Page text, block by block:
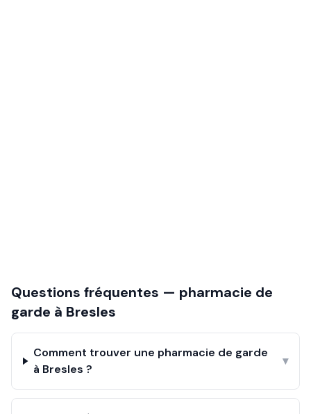
Questions fréquentes — pharmacie de
garde à Bresles
Comment trouver une pharmacie de garde
à Bresles ?
▾